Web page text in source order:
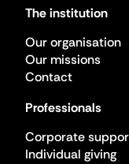
The institution
Our organisation
Our missions
Contact
Professionals
Corporate
Individual giving